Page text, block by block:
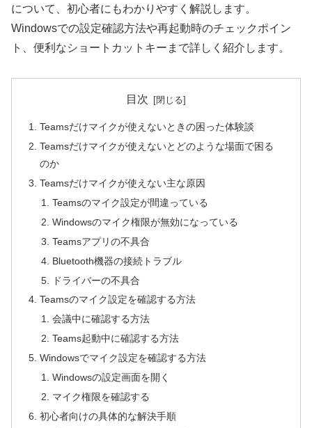
について、初心者にもわかりやすく解説します。
Windowsでの設定確認方法や再起動時のチェックポイン
ト、便利なショートカットキーまで詳しく紹介します。
目次
Teamsだけマイクが使えないときの困った体験談
Teamsだけマイクが使えないとどのような場面で困る
のか
Teamsだけマイクが使えない主な原因
Teamsのマイク設定が間違っている
Windowsのマイク権限が無効になっている
Teamsアプリの不具合
Bluetooth機器の接続トラブル
ドライバーの不具合
Teamsのマイク設定を確認する方法
会議中に確認する方法
Teams起動中に確認する方法
Windowsでマイク設定を確認する方法
Windowsの設定画面を開く
マイク権限を確認する
初心者向けの具体的な解決手順